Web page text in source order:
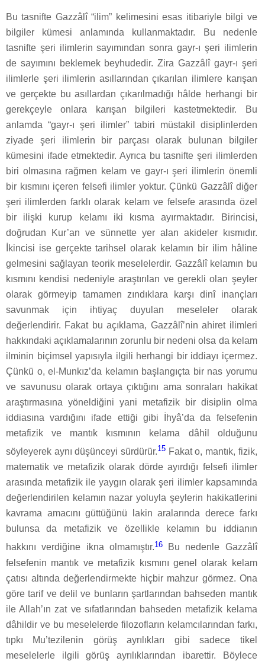
Bu tasnifte Gazzâlî “ilim” kelimesini esas itibariyle bilgi ve
bilgiler kümesi anlamında kullanmaktadır. Bu nedenle
tasnifte şeri ilimlerin sayımından sonra gayr-ı şeri ilimlerin
de sayımını beklemek beyhudedir. Zira Gazzâlî gayr-ı şeri
ilimlerle şeri ilimlerin asıllarından çıkarılan ilimlere karışan
ve gerçekte bu asıllardan çıkarılmadığı hâlde herhangi bir
gerekçeyle onlara karışan bilgileri kastetmektedir. Bu
anlamda “gayr-ı şeri ilimler” tabiri müstakil disiplinlerden
ziyade şeri ilimlerin bir parçası olarak bulunan bilgiler
kümesini ifade etmektedir. Ayrıca bu tasnifte şeri ilimlerden
biri olmasına rağmen kelam ve gayr-ı şeri ilimlerin önemli
bir kısmını içeren felsefi ilimler yoktur. Çünkü Gazzâlî diğer
şeri ilimlerden farklı olarak kelam ve felsefe arasında özel
bir ilişki kurup kelamı iki kısma ayırmaktadır. Birincisi,
doğrudan Kur’an ve sünnette yer alan akideler kısmıdır.
İkincisi ise gerçekte tarihsel olarak kelamın bir ilim hâline
gelmesini sağlayan teorik meselelerdir. Gazzâlî kelamın bu
kısmını kendisi nedeniyle araştırılan ve gerekli olan şeyler
olarak görmeyip tamamen zındıklara karşı dinî inançları
savunmak için ihtiyaç duyulan meseleler olarak
değerlendirir. Fakat bu açıklama, Gazzâlî’nin ahiret ilimleri
hakkındaki açıklamalarının zorunlu bir nedeni olsa da kelam
ilminin biçimsel yapısıyla ilgili herhangi bir iddiayı içermez.
Çünkü o, el-Munkız’da kelamın başlangıçta bir nas yorumu
ve savunusu olarak ortaya çıktığını ama sonraları hakikat
araştırmasına yöneldiğini yani metafizik bir disiplin olma
iddiasına vardığını ifade ettiği gibi İhyâ’da da felsefenin
metafizik ve mantık kısmının kelama dâhil olduğunu
söyleyerek aynı düşünceyi sürdürür.15 Fakat o, mantık, fizik,
matematik ve metafizik olarak dörde ayırdığı felsefi ilimler
arasında metafizik ile yaygın olarak şeri ilimler kapsamında
değerlendirilen kelamın nazar yoluyla şeylerin hakikatlerini
kavrama amacını güttüğünü lakin aralarında derece farkı
bulunsa da metafizik ve özellikle kelamın bu iddianın
hakkını verdiğine ikna olmamıştır.16Bu nedenle Gazzâlî
felsefenin mantık ve metafizik kısmını genel olarak kelam
çatısı altında değerlendirmekte hiçbir mahzur görmez. Ona
göre tarif ve delil ve bunların şartlarından bahseden mantık
ile Allah’ın zat ve sıfatlarından bahseden metafizik kelama
dâhildir ve bu meselelerde filozofların kelamcılarından farkı,
tıpkı Mu’tezilenin görüş ayrılıkları gibi sadece tikel
meselelerle ilgili görüş ayrılıklarından ibarettir. Böylece